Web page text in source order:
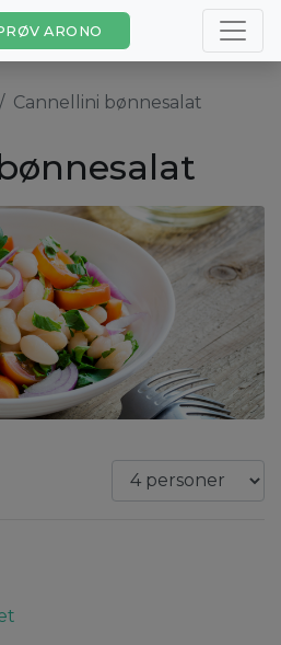
ARONO
Cannellini bønnesalat